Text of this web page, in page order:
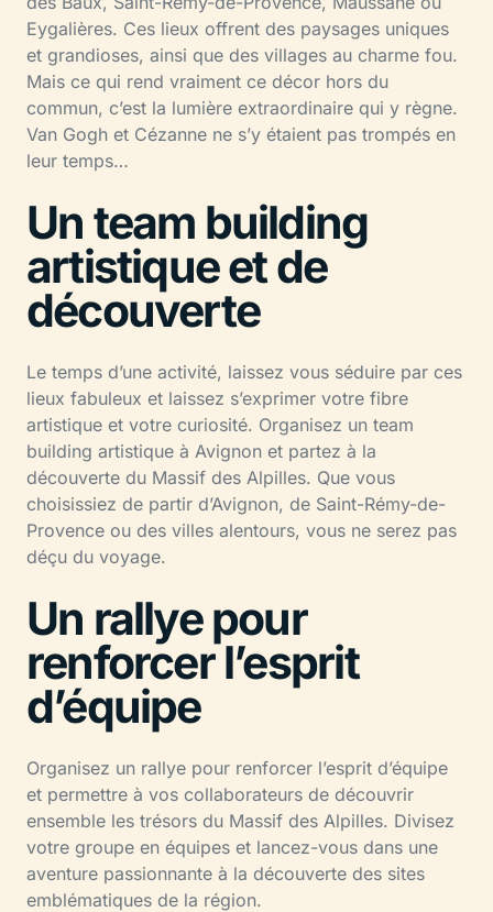
Eygalières. Ces lieux offrent des paysages uniques
et grandioses, ainsi que des villages au charme fou.
Mais ce qui rend vraiment ce décor hors du
commun, c’est la lumière extraordinaire qui y règne.
Van Gogh et Cézanne ne s’y étaient pas trompés en
leur temps…
Un team building
artistique et de
découverte
Le temps d’une activité, laissez vous séduire par ces
lieux fabuleux et laissez s’exprimer votre fibre
artistique et votre curiosité. Organisez un team
building artistique à Avignon et partez à la
découverte du Massif des Alpilles. Que vous
choisissiez de partir d’Avignon, de Saint-Rémy-de-
Provence ou des villes alentours, vous ne serez pas
déçu du voyage.
Un rallye pour
renforcer l’esprit
d’équipe
Organisez un rallye pour renforcer l’esprit d’équipe
et permettre à vos collaborateurs de découvrir
ensemble les trésors du Massif des Alpilles. Divisez
votre groupe en équipes et lancez-vous dans une
aventure passionnante à la découverte des sites
emblématiques de la région.